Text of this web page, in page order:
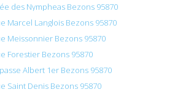
des Nympheas Bezons 95870
Marcel Langlois Bezons 95870
Meissonnier Bezons 95870
Forestier Bezons 95870
Albert 1er Bezons 95870
Saint Denis Bezons 95870